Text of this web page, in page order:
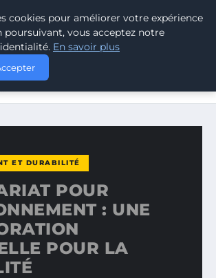
BLOG
ET DURABILITÉ
L’ENVIRONNEMENT : UNE
ET DURABILITÉ
POUR
: UNE
POUR LA
cookies pour améliorer votre expérience
poursuivant, vous acceptez notre
En savoir plus